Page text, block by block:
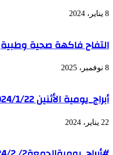
8 يناير، 2024
التفاح فاكهة صحية وطبية
8 نوفمبر، 2025
أبراج_يومية الأثنين 2024/1/22
22 يناير، 2024